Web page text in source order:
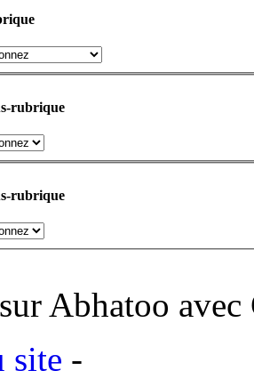
rubrique
rubrique
Abhatoo
site -